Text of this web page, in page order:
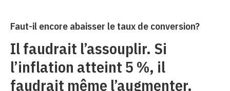
Faut-il encore abaisser le taux de conversion?
Il faudrait l’assouplir. Si
l’inflation atteint 5 %, il
faudrait même l’augmenter.